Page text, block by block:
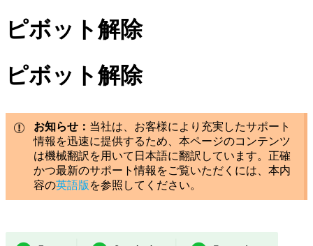
ピボット解除
ピボット解除
お知らせ： 当社は、お客様により充実したサポート
情報を迅速に提供するため、本ページのコンテンツ
は機械翻訳を用いて日本語に翻訳しています。正確
かつ最新のサポート情報をご覧いただくには、本内
容の英語版 を参照してください。